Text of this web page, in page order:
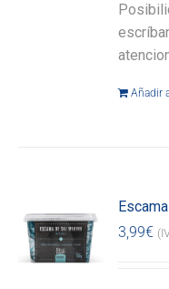
Añadir
3,99€